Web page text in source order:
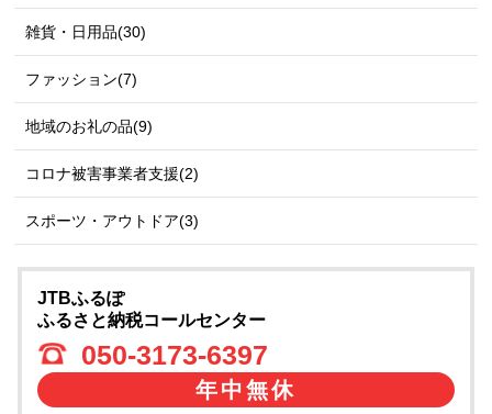
雑貨・日用品(30)
ファッション(7)
地域のお礼の品(9)
コロナ被害事業者支援(2)
スポーツ・アウトドア(3)
JTBふるぽ
ふるさと納税コールセンター
050-3173-6397
年中無休